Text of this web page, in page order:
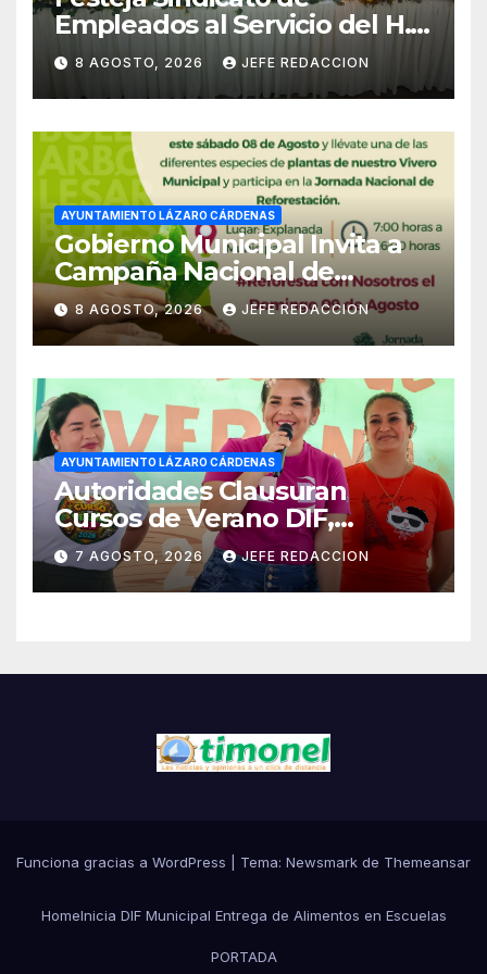
Empleados al Servicio del H.
Ayuntamiento de LZC Día del
Empleado Municipal
8 AGOSTO, 2026 JEFE REDACCION
AYUNTAMIENTO LÁZARO CÁRDENAS
Gobierno Municipal Invita a
Campaña Nacional de
Reforestación
8 AGOSTO, 2026 JEFE REDACCION
AYUNTAMIENTO LÁZARO CÁRDENAS
Autoridades Clausuran
Cursos de Verano DIF,
Seguridad Pública y Casa de
Cultura 2026
7 AGOSTO, 2026 JEFE REDACCION
Funciona gracias a WordPress Tema: Newsmark de Themeansar
HomeInicia DIF Municipal Entrega de Alimentos en Escuelas
PORTADA